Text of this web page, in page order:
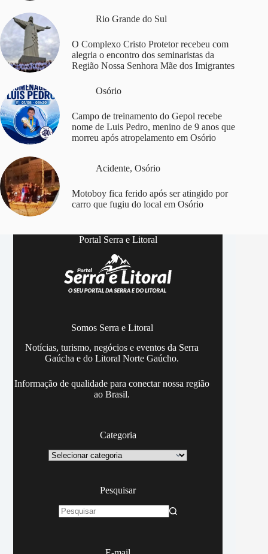
Rio Grande do Sul
O Complexo Cristo Protetor recebeu com
alegria o encontro dos seminaristas da
Região Nossa Senhora Mãe dos Imigrantes
Osório
Campo de treinamento do Gepol recebe
nome de Luis Pedro, menino de 9 anos que
morreu após atropelamento em Osório
Acidente, Osório
Motoboy fica ferido após ser atingido por
carro que fugiu do local em Osório
Portal Serra e Litoral
Somos Serra e Litoral
Notícias, turismo, negócios e eventos da Serra
Gaúcha e do Litoral Norte Gaúcho.
Informação de qualidade para conectar nossa região
ao Brasil.
Categoria
Categoria
Pesquisar